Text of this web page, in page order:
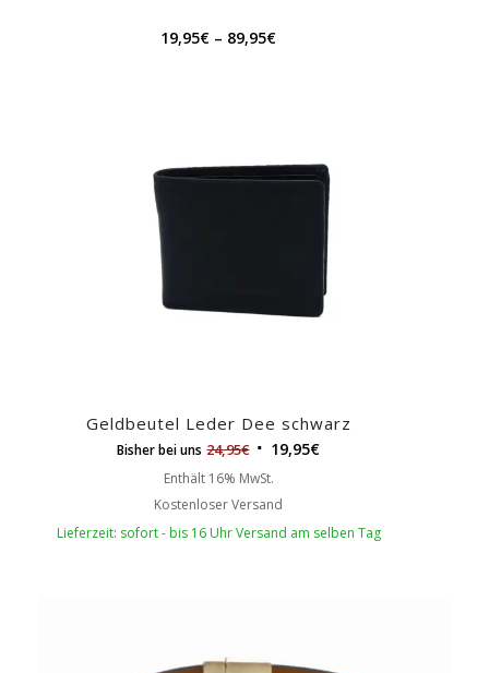
19,95€ – 89,95€
Geldbeutel Leder Dee schwarz
Bisher bei uns 24,95€ 19,95€
Enthält 16% MwSt.
Kostenloser Versand
Lieferzeit: sofort - bis 16 Uhr Versand am selben Tag